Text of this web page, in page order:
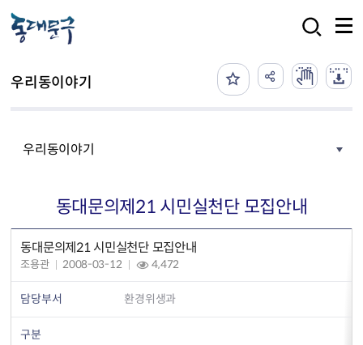
우리동이야기
우리동이야기
동대문의제21 시민실천단 모집안내
동대문의제21 시민실천단 모집안내
조용관 2008-03-12 4,472
담당부서 환경위생과
구분